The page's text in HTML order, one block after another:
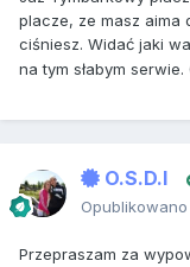
placze, ze masz aima
ciśniesz. Widać jaki
na tym słabym serwie.
O.S.D.I
Opublikowano
Przepraszam za